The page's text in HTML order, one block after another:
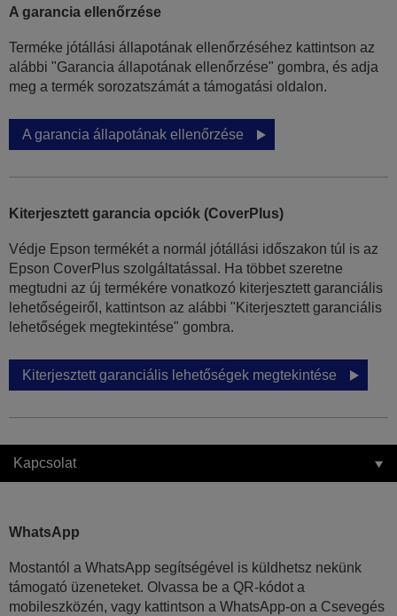
A garancia ellenőrzése
Terméke jótállási állapotának ellenőrzéséhez kattintson az
alábbi "Garancia állapotának ellenőrzése" gombra, és adja
meg a termék sorozatszámát a támogatási oldalon.
A garancia állapotának ellenőrzése
Kiterjesztett garancia opciók (CoverPlus)
Védje Epson termékét a normál jótállási időszakon túl is az
Epson CoverPlus szolgáltatással. Ha többet szeretne
megtudni az új termékére vonatkozó kiterjesztett garanciális
lehetőségeiről, kattintson az alábbi "Kiterjesztett garanciális
lehetőségek megtekintése" gombra.
Kiterjesztett garanciális lehetőségek megtekintése
Kapcsolat
WhatsApp
Mostantól a WhatsApp segítségével is küldhetsz nekünk
támogató üzeneteket. Olvassa be a QR-kódot a
mobileszközén, vagy kattintson a WhatsApp-on a Csevegés